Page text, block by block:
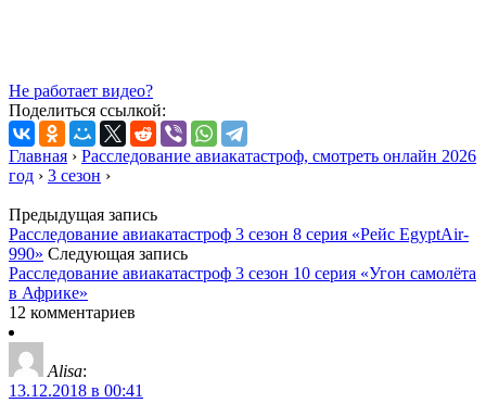
Не работает видео?
Поделиться ссылкой:
Главная › Расследование авиакатастроф, смотреть онлайн 2026
год › 3 сезон ›
Предыдущая запись
Расследование авиакатастроф 3 сезон 8 серия «Рейс EgyptAir-
990» Следующая запись
Расследование авиакатастроф 3 сезон 10 серия «Угон самолёта
в Африке»
12 комментариев
Alisa:
13.12.2018 в 00:41